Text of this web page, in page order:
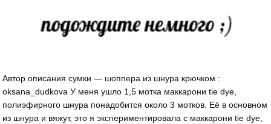
Автор описания сумки — шоппера из шнура крючком :
oksana_dudkova У меня ушло 1,5 мотка маккарони tie dye,
полиэфирного шнура понадобится около 3 мотков. Её в основном
из шнура и вяжут, это я экспериментировала с маккарони tie dye,